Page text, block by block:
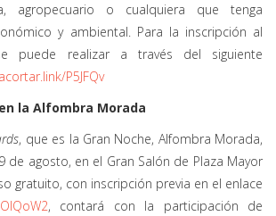
agropecuario o cualquiera que tenga
y ambiental. Para la inscripción al
puede realizar a través del siguiente
P5JFQv
la Alfombra Morada
, que es la Gran Noche, Alfombra Morada,
de agosto, en el Gran Salón de Plaza Mayor
gratuito, con inscripción previa en el enlace
, contará con la participación de